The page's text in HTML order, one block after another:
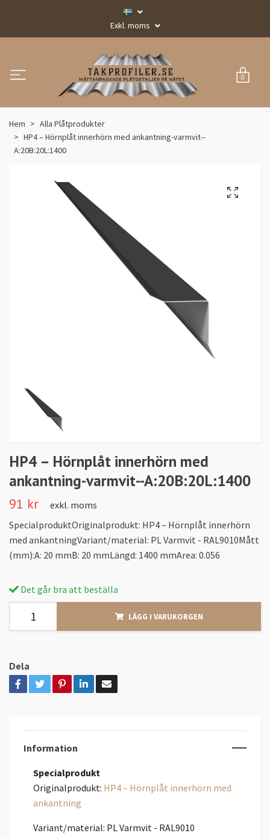
Exkl. moms
0
Hem
Alla Plåtprodukter
HP4 – Hörnplåt innerhörn med ankantning-varmvit--
A:20B:20L:1400
HP4 – Hörnplåt innerhörn med
ankantning-varmvit--A:20B:20L:1400
91 kr
exkl. moms
SpecialproduktOriginalprodukt: HP4 – Hörnplåt innerhörn
med ankantningVariant/material: PL Varmvit - RAL9010Mått
(mm):A: 20 mmB: 20 mmLängd: 1400 mmArea: 0.056
Det går bra att beställa
LÄGG I VARUKORGEN
Dela
Information
Specialprodukt
Originalprodukt: HP4 – Hörnplåt innerhörn med
ankantning
Variant/material: PL Varmvit - RAL9010